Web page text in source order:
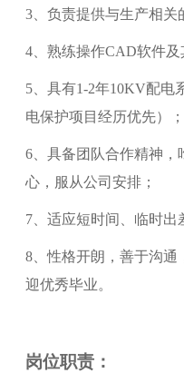
3、负责提供与生产相关
4、熟练操作CAD软件及
5、具有1-2年10KV配电
电保护项目经历优先）；
6、具备团队合作精神，
心，服从公司安排；
7、适应短时间、临时出
8、性格开朗，善于沟通
迎优秀毕业。
岗位职责：